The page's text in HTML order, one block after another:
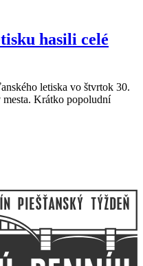
hasili celé
letiska vo štvrtok 30.
Krátko popoludní